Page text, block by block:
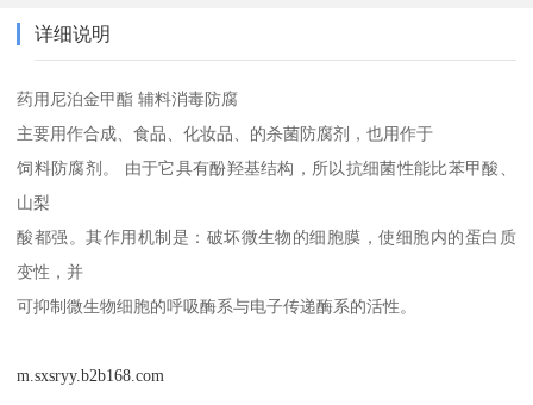
详细说明
药用尼泊金甲酯 辅料消毒防腐
主要用作合成、食品、化妆品、的杀菌防腐剂，也用作于
饲料防腐剂。 由于它具有酚羟基结构，所以抗细菌性能比苯甲酸、
山梨
酸都强。其作用机制是：破坏微生物的细胞膜，使细胞内的蛋白质
变性，并
可抑制微生物细胞的呼吸酶系与电子传递酶系的活性。
m.sxsryy.b2b168.com